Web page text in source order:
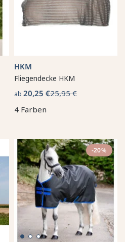
HKM
Fliegendecke HKM
ab 20,25 €25,95 €
4 Farben
-20%